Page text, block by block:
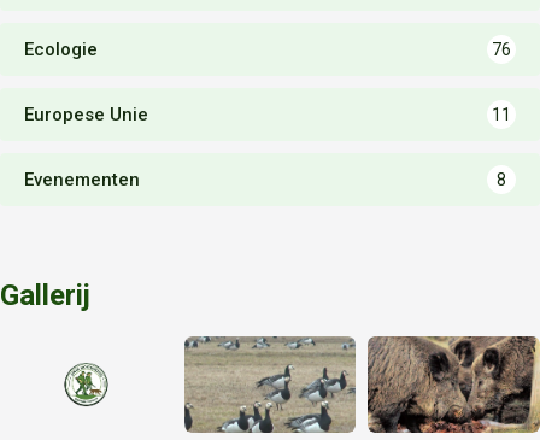
Ecologie 76
Europese Unie 11
Evenementen 8
Gallerij